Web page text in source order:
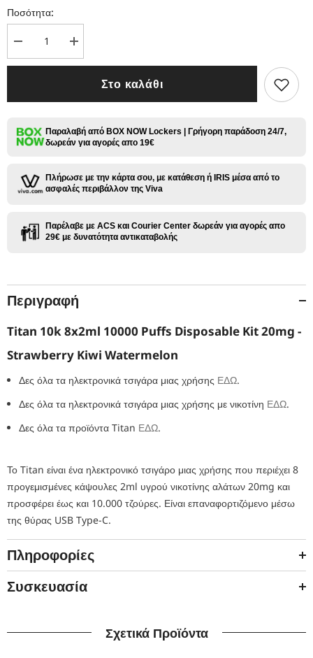
Ποσότητα:
Μείωση
ποσότητας
για
Disposable
Kit
Strawberry
Kiwi
Watermelon
Αύξηση
ποσότητας
για
Disposable
Kit
20mg
Kiwi
Watermelon
Στο καλάθι
Παραλαβή από BOX NOW Lockers | Γρήγορη παράδοση 24/7,
δωρεάν για αγορές απο 19€
Πλήρωσε με την κάρτα σου, με κατάθεση ή IRIS μέσα από το
ασφαλές περιβάλλον της Viva
Παρέλαβε με ACS και Courier Center δωρεάν για αγορές απο
29€ με δυνατότητα αντικαταβολής
Περιγραφή
Titan 10k 8x2ml 10000 Puffs Disposable Kit 20mg -
Strawberry Kiwi Watermelon
Δες όλα τα ηλεκτρονικά τσιγάρα μιας χρήσης ΕΔΩ.
Δες όλα τα ηλεκτρονικά τσιγάρα μιας χρήσης με νικοτίνη ΕΔΩ.
Δες όλα τα προϊόντα Titan ΕΔΩ.
Το Titan είναι ένα ηλεκτρονικό τσιγάρο μιας χρήσης που περιέχει 8
προγεμισμένες κάψουλες 2ml υγρού νικοτίνης αλάτων 20mg και
προσφέρει έως και 10.000 τζούρες. Είναι επαναφορτιζόμενο μέσω
της θύρας USB Type-C.
Πληροφορίες
Συσκευασία
Σχετικά Προϊόντα